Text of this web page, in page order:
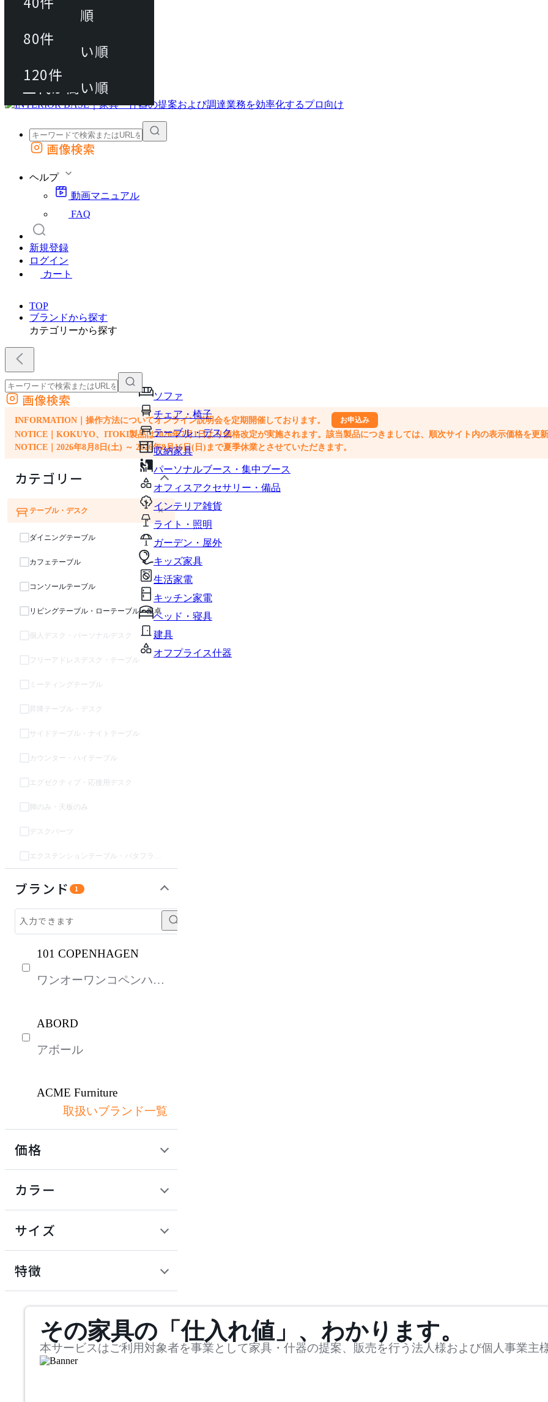
動画マニュアル
FAQ
カート
外部サイトの商品をカートに追加
画像検索
ヘルプ
動画マニュアル
FAQ
新規登録
ログイン
カート
TOP
ブランドから探す
カテゴリーから探す
ソファ
チェア・椅子
テーブル・デスク
収納家具
パーソナルブース・集中ブース
オフィスアクセサリー・備品
インテリア雑貨
ライト・照明
ガーデン・屋外
キッズ家具
生活家電
キッチン家電
ベッド・寝具
建具
オフプライス什器
外部サイトの商品をカートに追加
他のサイトで見つけた商品ページのURLを貼り付けて、カートに追加できます
画像検索
INFORMATION｜操作方法についてオンライン説明会を定期開催しております。 お申込み
NOTICE｜KOKUYO、ITOKI製品は2026年7月1日より価格改定が実施されます。該当製品につきましては、順次サイト内の表示価格を更新
NOTICE｜2026年8月8日(土) ～ 2026年8月16日(日)まで夏季休業とさせていただきます。
カテゴリー
ソファ
チェア・椅子
テーブル・デスク ×
ダイニングテーブル
カフェテーブル
コンソールテーブル
リビングテーブル・ローテーブル・座卓
個人デスク・パーソナルデスク
フリーアドレスデスク・テーブル
ミーティングテーブル
昇降テーブル・デスク
サイドテーブル・ナイトテーブル
カウンター・ハイテーブル
エグゼクティブ・応接用デスク
脚のみ・天板のみ
デスクパーツ
ブランド 1
101 COPENHAGEN
ワンオーワンコペンハー
ABORD
アボール
ACME Furniture
アクメファニチャー
アダル
ADAL TOTAL INTERIOR
アコレクション
アドレス
取扱いブランド一覧
価格
カラー
サイズ
mm
検索
~
特徴
その家具の「仕入れ値」、わかります。
本サービスはご利用対象者を事業として家具・什器の提案、販売を行う法人様および個人事業主
80件
120件
おすすめ順
上代が安い順
上代が高い順
80件
120件